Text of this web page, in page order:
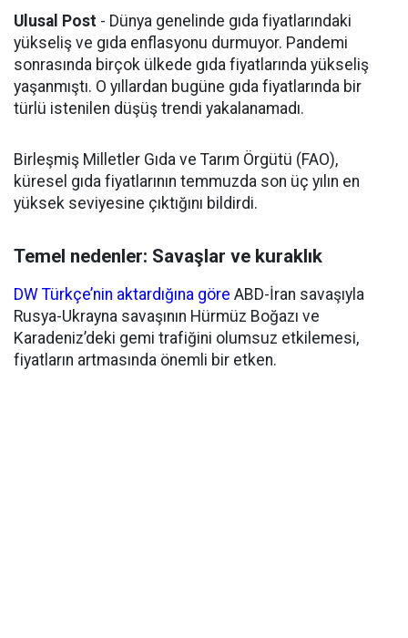
Ulusal Post - Dünya genelinde gıda fiyatlarındaki
yükseliş ve gıda enflasyonu durmuyor. Pandemi
sonrasında birçok ülkede gıda fiyatlarında yükseliş
yaşanmıştı. O yıllardan bugüne gıda fiyatlarında bir
türlü istenilen düşüş trendi yakalanamadı.
Birleşmiş Milletler Gıda ve Tarım Örgütü (FAO),
küresel gıda fiyatlarının temmuzda son üç yılın en
yüksek seviyesine çıktığını bildirdi.
Temel nedenler: Savaşlar ve kuraklık
DW Türkçe’nin aktardığına göre ABD-İran savaşıyla
Rusya-Ukrayna savaşının Hürmüz Boğazı ve
Karadeniz’deki gemi trafiğini olumsuz etkilemesi,
fiyatların artmasında önemli bir etken.